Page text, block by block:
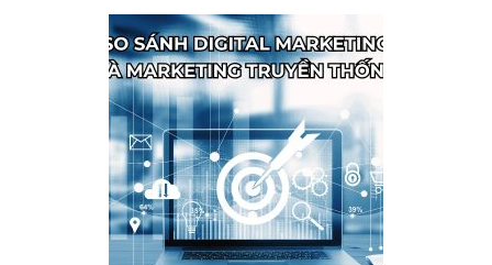
8
Top
Xưởng
May
Khoác
Đồng
Phục
Giá
Rẻ,
Chất
Lượng